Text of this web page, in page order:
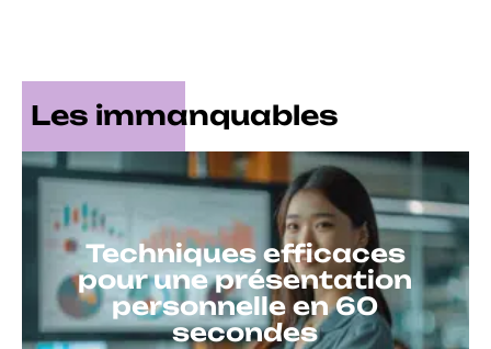
Les immanquables
Techniques efficaces
pour une présentation
personnelle en 60
secondes